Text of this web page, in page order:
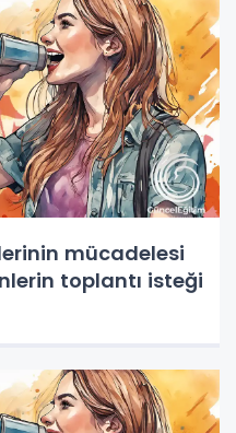
mücadelesi
toplantı isteği